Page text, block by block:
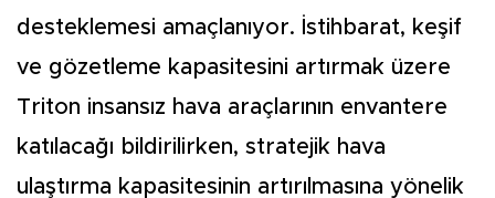
desteklemesi amaçlanıyor. İstihbarat, keşif
ve gözetleme kapasitesini artırmak üzere
Triton insansız hava araçlarının envantere
katılacağı bildirilirken, stratejik hava
ulaştırma kapasitesinin artırılmasına yönelik